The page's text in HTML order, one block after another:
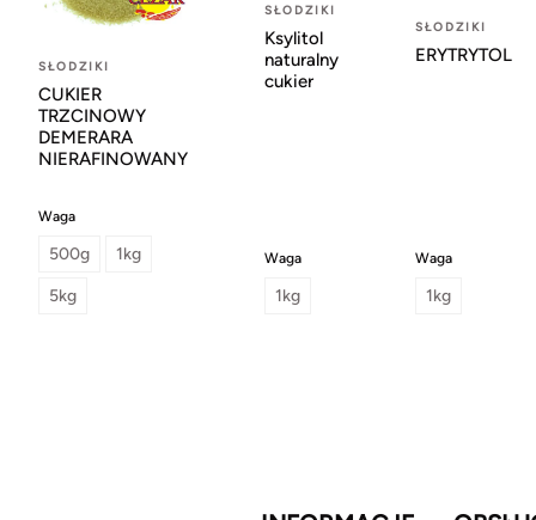
SŁODZIKI
CUKIER
TRZCINOWY
DEMERARA
NIERAFINOWANY
Waga
500g 1kg
5kg
SŁODZIKI
Ksylitol
naturalny
cukier
Waga
1kg
SŁODZIKI
ERYTRYTOL
Waga
1kg